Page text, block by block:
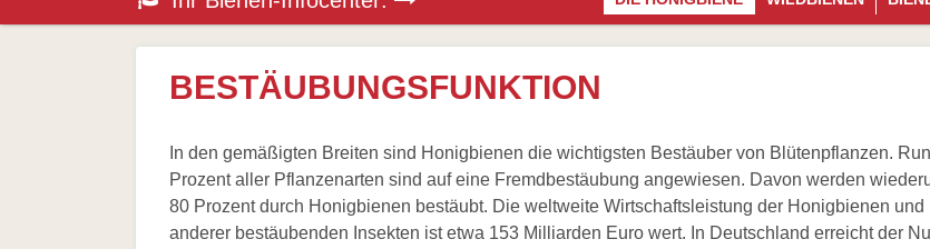
/
überspringen
Honigbiene
Bestäubungsfunktion
Bienensterben
Wesensgemäße
Bienenhaltung
Stadtimkerei
Literatur
Links
BESTÄUBUNGSFUNKTION
In den gemäßigten Breiten sind Honigbienen die wichtigsten Bestäuber von Blütenpflanzen.
Prozent aller Pflanzenarten sind auf eine Fremdbestäubung angewiesen. Davon werden
80 Prozent durch Honigbienen bestäubt. Die weltweite Wirtschaftsleistung der Honigbienen und
anderer bestäubenden Insekten ist etwa 153 Milliarden Euro wert. In Deutschland erreicht der